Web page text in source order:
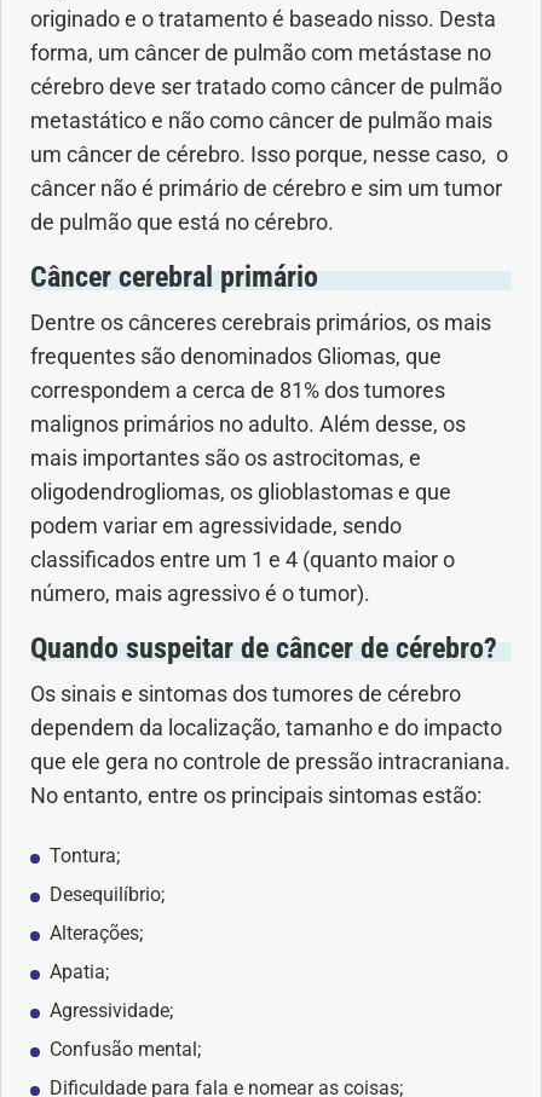
Drogas
Emagrecimento
Geral
Gravidez
Medicia Alternativa
Nutrição
Ortopedia
Picada de Cobra
Problemas de circulação
Problemas Hormonais
Saúde da criança e adolescente
Saúde do coração
Saúde do homem
originado e o tratamento é baseado nisso. Desta
forma, um câncer de pulmão com metástase no
cérebro deve ser tratado como câncer de pulmão
metastático e não como câncer de pulmão mais
um câncer de cérebro. Isso porque, nesse caso, o
câncer não é primário de cérebro e sim um tumor
de pulmão que está no cérebro.
Câncer cerebral primário
Dentre os cânceres cerebrais primários, os mais
frequentes são denominados Gliomas, que
correspondem a cerca de 81% dos tumores
malignos primários no adulto. Além desse, os
mais importantes são os astrocitomas, e
oligodendrogliomas, os glioblastomas e que
podem variar em agressividade, sendo
classificados entre um 1 e 4 (quanto maior o
número, mais agressivo é o tumor).
Quando suspeitar de câncer de cérebro?
Os sinais e sintomas dos tumores de cérebro
dependem da localização, tamanho e do impacto
que ele gera no controle de pressão intracraniana.
No entanto, entre os principais sintomas estão:
Tontura;
Desequilíbrio;
Alterações;
Apatia;
Agressividade;
Confusão mental;
Dificuldade para fala e nomear as coisas;